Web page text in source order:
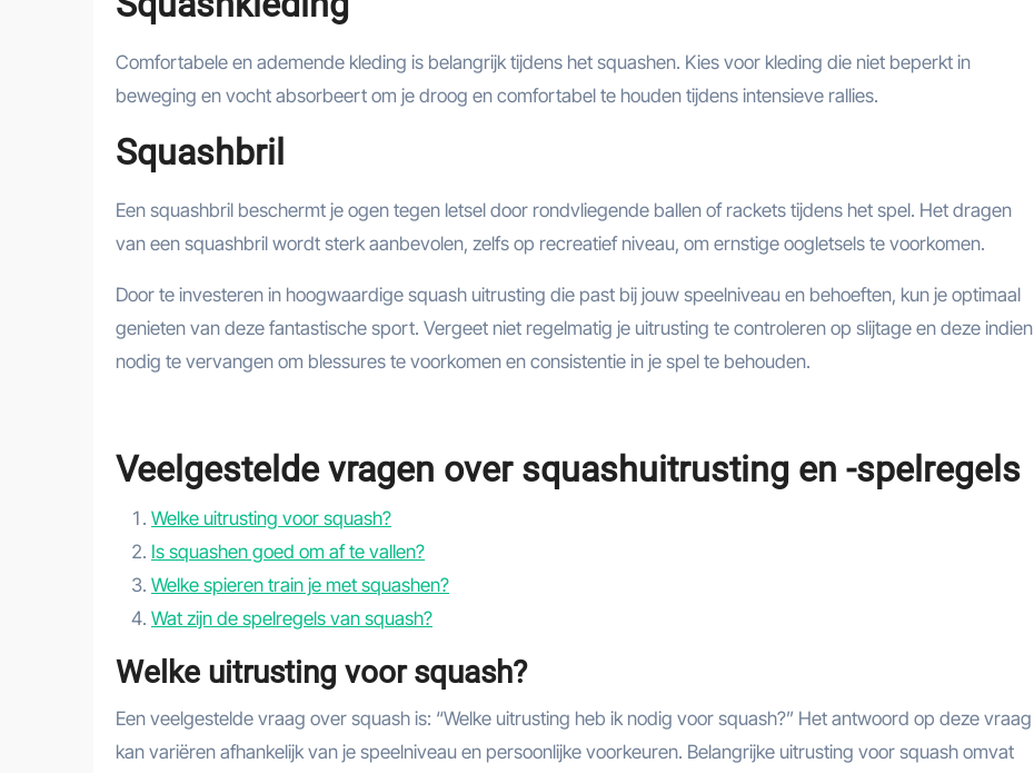
Comfortabele en ademende kleding is belangrijk tijdens het squashen. Kies voor kleding die niet beperkt in
beweging en vocht absorbeert om je droog en comfortabel te houden tijdens intensieve rallies.
Squashbril
Een squashbril beschermt je ogen tegen letsel door rondvliegende ballen of rackets tijdens het spel. Het dragen
van een squashbril wordt sterk aanbevolen, zelfs op recreatief niveau, om ernstige oogletsels te voorkomen.
Door te investeren in hoogwaardige squash uitrusting die past bij jouw speelniveau en behoeften, kun je optimaal
genieten van deze fantastische sport. Vergeet niet regelmatig je uitrusting te controleren op slijtage en deze indien
nodig te vervangen om blessures te voorkomen en consistentie in je spel te behouden.
Veelgestelde vragen over squashuitrusting en -spelregels
Welke uitrusting voor squash?
Is squashen goed om af te vallen?
Welke spieren train je met squashen?
Wat zijn de spelregels van squash?
Welke uitrusting voor squash?
Een veelgestelde vraag over squash is: “Welke uitrusting heb ik nodig voor squash?” Het antwoord op deze vraag
kan variëren afhankelijk van je speelniveau en persoonlijke voorkeuren. Belangrijke uitrusting voor squash omvat